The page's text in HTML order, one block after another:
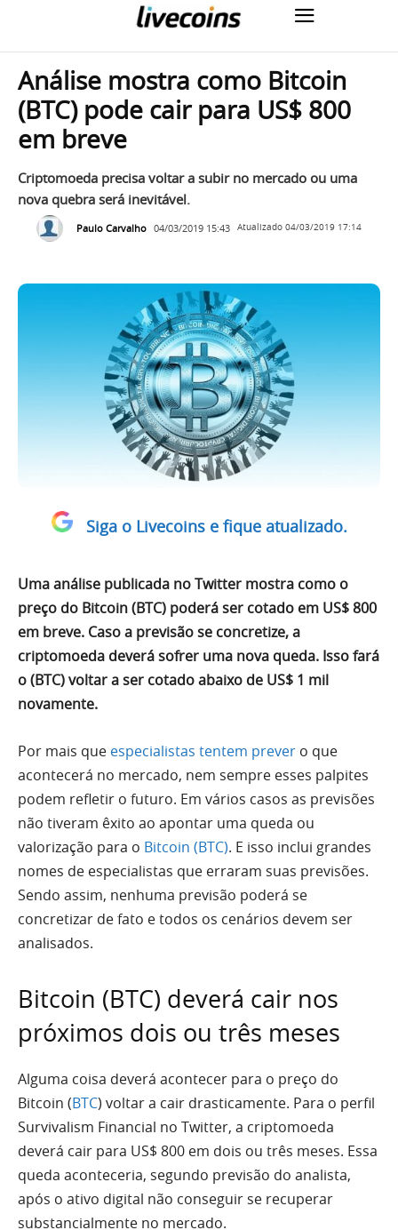
Análise mostra como Bitcoin
(BTC) pode cair para US$ 800
em breve
Criptomoeda precisa voltar a subir no mercado ou uma
nova quebra será inevitável.
Paulo Carvalho 04/03/2019 15:43 Atualizado 04/03/2019 17:14
Siga o Livecoins e fique atualizado.
Uma análise publicada no Twitter mostra como o
preço do Bitcoin (BTC) poderá ser cotado em US$ 800
em breve. Caso a previsão se concretize, a
criptomoeda deverá sofrer uma nova queda. Isso fará
o (BTC) voltar a ser cotado abaixo de US$ 1 mil
novamente.
Por mais que especialistas tentem prever o que
acontecerá no mercado, nem sempre esses palpites
podem refletir o futuro. Em vários casos as previsões
não tiveram êxito ao apontar uma queda ou
valorização para o Bitcoin (BTC). E isso inclui grandes
nomes de especialistas que erraram suas previsões.
Sendo assim, nenhuma previsão poderá se
concretizar de fato e todos os cenários devem ser
analisados.
Bitcoin (BTC) deverá cair nos
próximos dois ou três meses
Alguma coisa deverá acontecer para o preço do
Bitcoin (BTC) voltar a cair drasticamente. Para o perfil
Survivalism Financial no Twitter, a criptomoeda
deverá cair para US$ 800 em dois ou três meses. Essa
queda aconteceria, segundo previsão do analista,
após o ativo digital não conseguir se recuperar
substancialmente no mercado.